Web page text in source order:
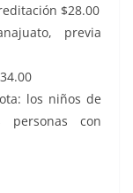
$28.00
previa
los niños de
con